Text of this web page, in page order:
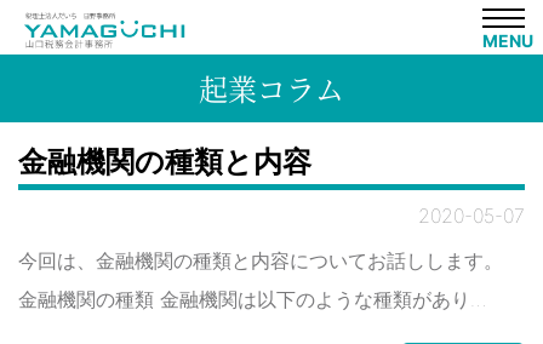
MENU
起業コラム
金融機関の種類と内容
2020-05-07
今回は、金融機関の種類と内容についてお話しします。
金融機関の種類 金融機関は以下のような種類があり…